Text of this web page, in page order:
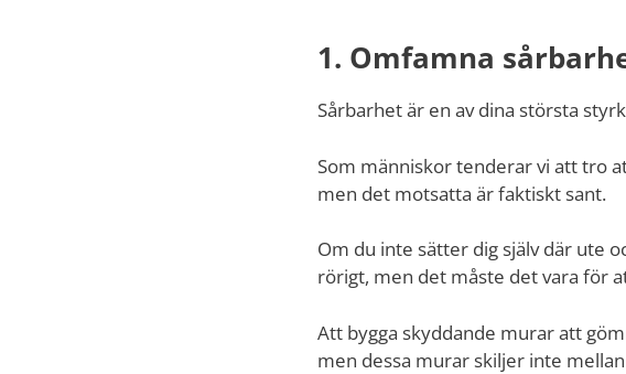
1. Omfamna
Sårbarhet är en av dina största
Som människor tenderar vi att tro
men det motsatta är faktiskt sant.
Om du inte sätter dig själv där ute
rörigt, men det måste det vara för
Att bygga skyddande murar att
men dessa murar skiljer inte